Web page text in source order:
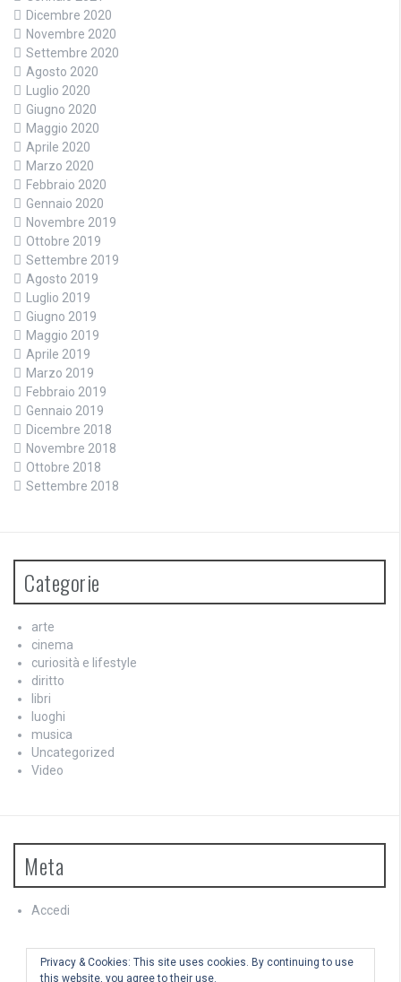
Dicembre 2020
Novembre 2020
Settembre 2020
Agosto 2020
Luglio 2020
Giugno 2020
Maggio 2020
Aprile 2020
Marzo 2020
Febbraio 2020
Gennaio 2020
Novembre 2019
Ottobre 2019
Settembre 2019
Agosto 2019
Luglio 2019
Giugno 2019
Maggio 2019
Aprile 2019
Marzo 2019
Febbraio 2019
Gennaio 2019
Dicembre 2018
Novembre 2018
Ottobre 2018
Settembre 2018
Categorie
arte
cinema
curiosità e lifestyle
diritto
libri
luoghi
musica
Uncategorized
Video
Meta
Accedi
Feed dei commenti
WordPress.org
Privacy & Cookies: This site uses cookies. By continuing to use
this website, you agree to their use.